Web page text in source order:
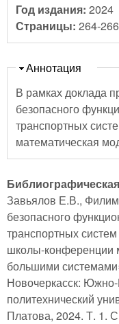
Год издания: 2024
Страницы: 264-266
Скрыть
Аннотация
В рамках доклада
безопасного
транспортных
математическая
Завьялов Е.В.,
безопасного
транспортных
школы-конференции
большими
Новочеркасск: Южно-
политехнический
Платова, 2024. Т. 1.